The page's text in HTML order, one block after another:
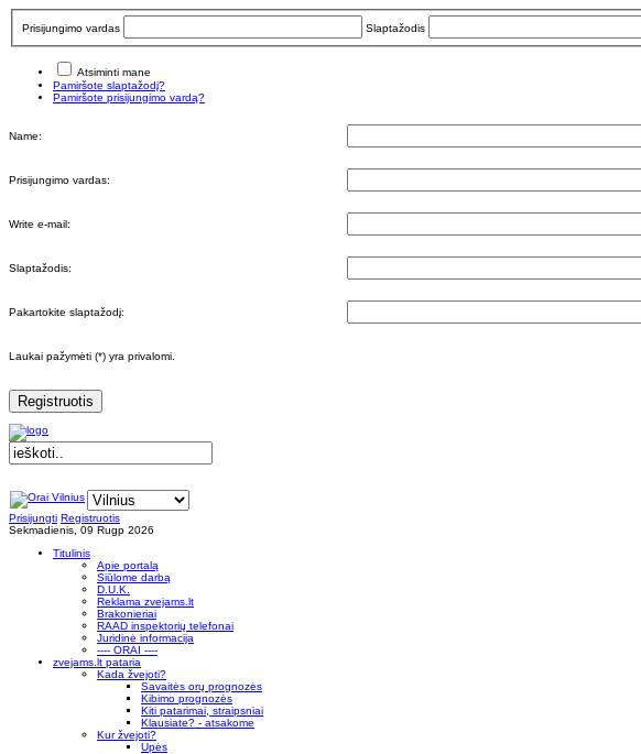
Prisijungimo vardas Slaptažodis
Atsiminti mane
Pamiršote slaptažodį?
Pamiršote prisijungimo vardą?
Name:
Prisijungimo vardas:
Write e-mail:
Slaptažodis:
Pakartokite slaptažodį:
Laukai pažymėti (*) yra privalomi.
Registruotis
Prisijungti Registruotis
Sekmadienis, 09 Rugp 2026
Titulinis
Apie portalą
Siūlome darbą
D.U.K.
Reklama zvejams.lt
Brakonieriai
RAAD inspektorių telefonai
Juridinė informacija
---- ORAI ----
zvejams.lt pataria
Kada žvejoti?
Savaitės orų prognozės
Kibimo prognozės
Kiti patarimai, straipsniai
Klausiate? - atsakome
Kur žvejoti?
Upės